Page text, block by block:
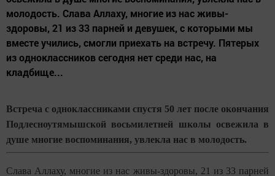
молодость. Слава Аллаху, многие из нас живы-
здоровы, 21 из 33 парней и девушек, с которыми мы
вместе учились, смогли приехать на встречу. Пятерых
из одноклассников сегодня нет среди нас, на
кладбище...
Встреча с одноклассниками спустя 50 лет после окончания
Подлесноутямышской восьмилетней школы освежила в
душе многие воспоминания, увлекла нас в молодость.
Слава Аллаху, многие из нас живы-здоровы, 21 из 33 парней